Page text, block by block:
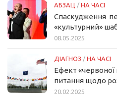
АБЗАЦ / НА ЧАСІ
Спаскудження
«культурний»
08.05.2025
ДІАГНОЗ / НА ЧАСІ
Ефект «червоної
питання щодо
20.02.2025